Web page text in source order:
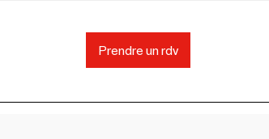
Prendre un rdv